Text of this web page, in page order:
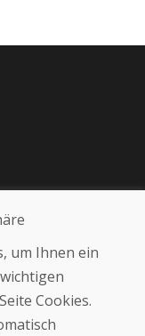
um Ihnen ein
Cookies.